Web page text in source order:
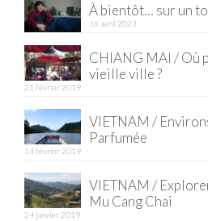
À bientôt… sur un
16 avril 2023
CHIANG MAI / Où
vieille ville ?
21 février 2019
VIETNAM /
Parfumée
14 février 2019
VIETNAM /
Mu Cang Chai
24 janvier 2019